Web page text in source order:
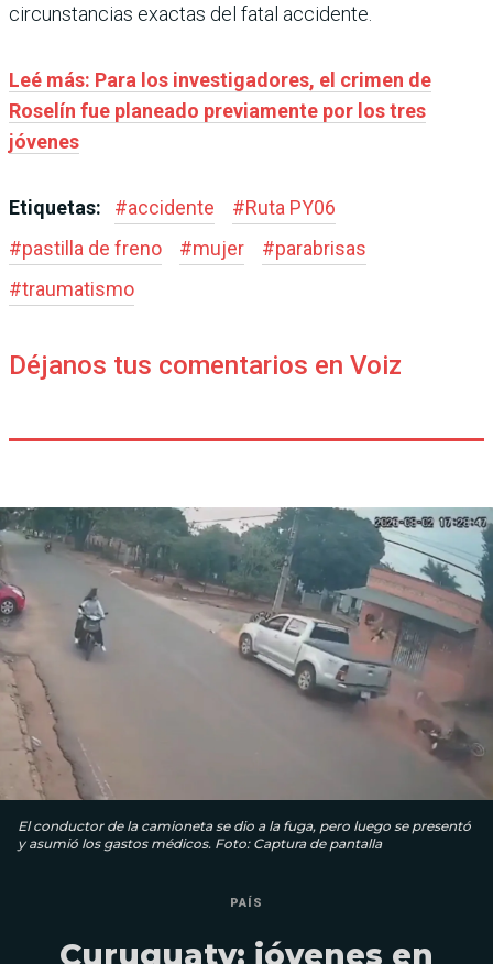
circunstancias exactas del fatal accidente.
Leé más: Para los investigadores, el crimen de
Roselín fue planeado previamente por los tres
jóvenes
Etiquetas: #accidente #Ruta PY06
#pastilla de freno #mujer #parabrisas
#traumatismo
Déjanos tus comentarios en Voiz
El conductor de la camioneta se dio a la fuga, pero luego se presentó
y asumió los gastos médicos. Foto: Captura de pantalla
PAÍS
Curuguaty: jóvenes en